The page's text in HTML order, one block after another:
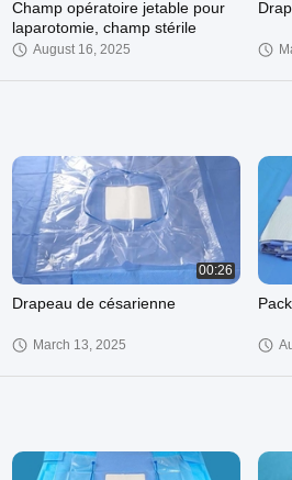
Champ opératoire jetable pour
laparotomie, champ stérile
August 16, 2025
00:26
Drapeau de césarienne
March 13, 2025